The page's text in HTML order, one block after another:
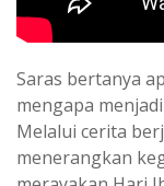
Saras bertanya
mengapa
Melalui cerita
menerangkan